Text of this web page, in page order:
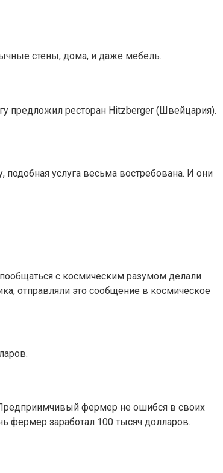
стены, дома, и даже мебель.
предложил ресторан Hitzberger (Швейцария).
услуга весьма востребована. И они
с космическим разумом делали
отправляли это сообщение в космическое
фермер не ошибся в своих
фермер заработал 100 тысяч долларов.